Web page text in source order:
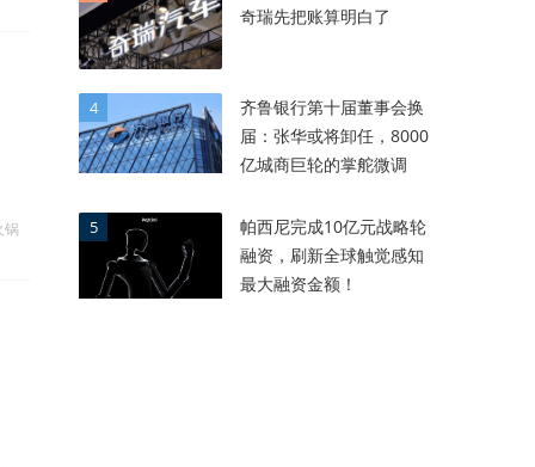
锅
奇瑞先把账算明白了
4
齐鲁银行第十届董事会换
届：张华或将卸任，8000
亿城商巨轮的掌舵微调
5
帕西尼完成10亿元战略轮
融资，刷新全球触觉感知
最大融资金额！